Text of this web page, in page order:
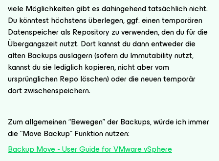
viele Möglichkeiten gibt es dahingehend tatsächlich nicht.
Du könntest höchstens überlegen, ggf. einen temporären
Datenspeicher als Repository zu verwenden, den du für die
Übergangszeit nutzt. Dort kannst du dann entweder die
alten Backups auslagern (sofern du Immutability nutzt,
kannst du sie lediglich kopieren, nicht aber vom
ursprünglichen Repo löschen) oder die neuen temporär
dort zwischenspeichern.
Zum allgemeinen “Bewegen” der Backups, würde ich immer
die “Move Backup” Funktion nutzen:
Backup Move - User Guide for VMware vSphere